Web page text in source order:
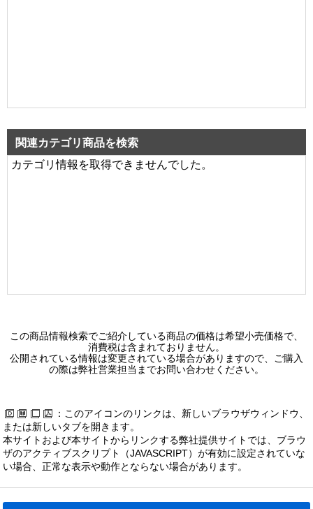
関連カテゴリ商品を検索
カテゴリ情報を取得できませんでした。
この商品情報検索でご紹介している商品の価格は希望小売価格で、
消費税は含まれておりません。
公開されている情報は変更されている場合がありますので、ご購入
の際は弊社営業担当までお問い合わせください。
：このアイコンのリンクは、新しいブラウザウィンドウ、
または新しいタブを開きます。
本サイトおよび本サイトからリンクする弊社提供サイトでは、ブラウ
ザのアクティブスクリプト（JAVASCRIPT）が有効に設定されていな
い場合、正常な表示や動作とならない場合があります。